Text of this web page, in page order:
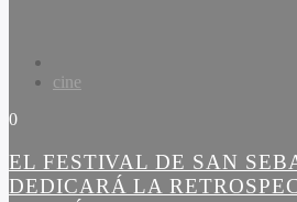
cine
0
EL FESTIVAL DE SAN
DEDICARÁ LA